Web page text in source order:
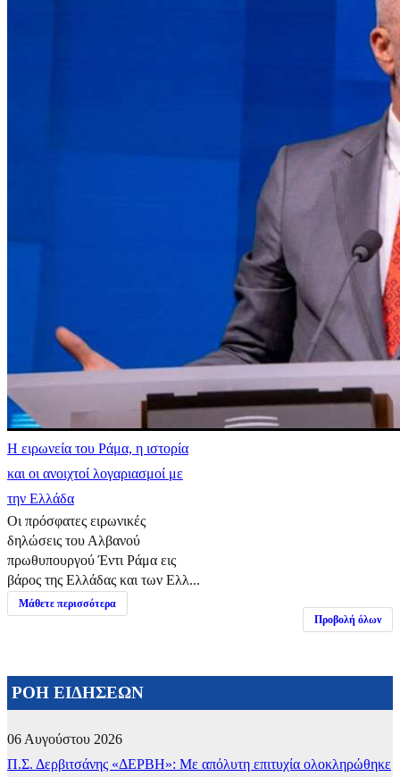
Η ειρωνεία του Ράμα, η ιστορία
και οι ανοιχτοί λογαριασμοί με
την Ελλάδα
Οι πρόσφατες ειρωνικές
δηλώσεις του Αλβανού
πρωθυπουργού Έντι Ράμα εις
βάρος της Ελλάδας και των Ελλ...
Μάθετε περισσότερα
Προβολή όλων
ΡΟΗ ΕΙΔΗΣΕΩΝ
06 Αυγούστου 2026
Π.Σ. Δερβιτσάνης «ΔΕΡΒΗ»: Με απόλυτη επιτυχία ολοκληρώθηκε